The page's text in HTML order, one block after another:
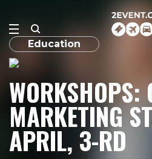
Education
WORKSHOPS:
MARKETING
APRIL, 3-RD